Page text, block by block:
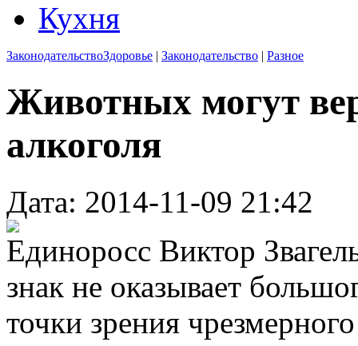
Кухня
ЗаконодательствоЗдоровье | Законодательство | Разное
Животных могут
алкоголя
Дата: 2014-11-09 21:42
Единоросс Виктор
знак не оказывает
точки зрения